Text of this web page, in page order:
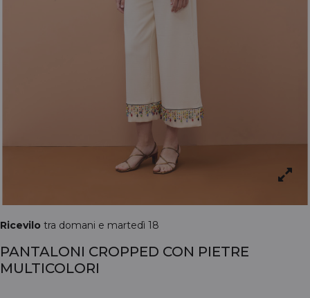
Ricevilo tra domani e martedì 18
PANTALONI CROPPED CON PIETRE
MULTICOLORI